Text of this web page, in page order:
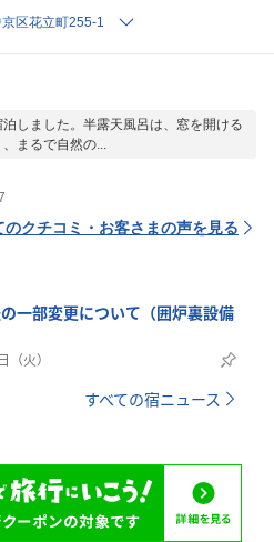
区花立町255-1
しました。半露天風呂は、窓を開ける
まるで自然の...
のクチコミ・お客さまの声を見る
一部変更について（囲炉裏設備
火）
すべての宿ニュース